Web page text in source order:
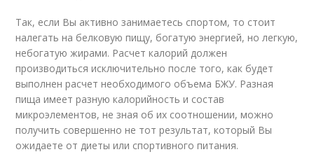
Так, если Вы активно занимаетесь спортом, то стоит
налегать на белковую пищу, богатую энергией, но легкую,
небогатую жирами. Расчет калорий должен
производиться исключительно после того, как будет
выполнен расчет необходимого объема БЖУ. Разная
пища имеет разную калорийность и состав
микроэлементов, не зная об их соотношении, можно
получить совершенно не тот результат, который Вы
ожидаете от диеты или спортивного питания.